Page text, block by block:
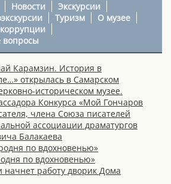
Новости
Экскурсии
Туризм
О музее
вопросы
Карамзин. История в
открылась в Самарском
историческом музее.
Конкурса «Мой Гончаров
члена Союза писателей
ассоциации драматургов
Балакаева
по вдохновенью»
по вдохновенью»
работу дворик Дома